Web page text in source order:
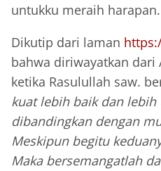
untukku meraih harapan.
Dikutip dari laman
bahwa diriwayatkan dari
ketika Rasulullah saw.
kuat lebih baik dan
dibandingkan dengan
Meskipun begitu
Maka bersemangatlah